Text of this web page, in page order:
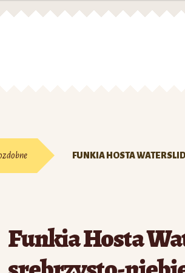
FUNKIA HOSTA
Funkia Hosta